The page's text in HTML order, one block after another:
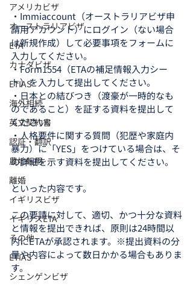
アメリカビザ
オーストラリアビザ
ETA
カナダビザ
ETIAS
海外相続
英文契約書
認証・翻訳
農地転用
離婚
イギリスビザ
イギリスETA
その他
ETIAS
シェンゲンビザ
・Immiaccount（オーストラリアビザ申
請用アカウント）にログイン（ない場合
は新規作成）して必要事項をフォームに
入力してください。
・Form1554（ETAの補足情報入力シー
ト）を入力して提出してください。
・日本との結びつき（渡豪が一時的なも
のであること）を証する資料を提出して
ください。
・人格要件に関する質問（犯歴や家庭内
暴力）に「YES」をつけている場合は、そ
の詳細を示す資料を提出してください。
といった内容です。
この要請に対して、適切、かつ十分な資料
と情報を提出できれば、原則は24時間以
内にETAが承認されます。※提出資料の分
量や内容によって数日かかる場合もありま
す。